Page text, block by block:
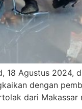
18 Agustus 2024,
dengan
dari